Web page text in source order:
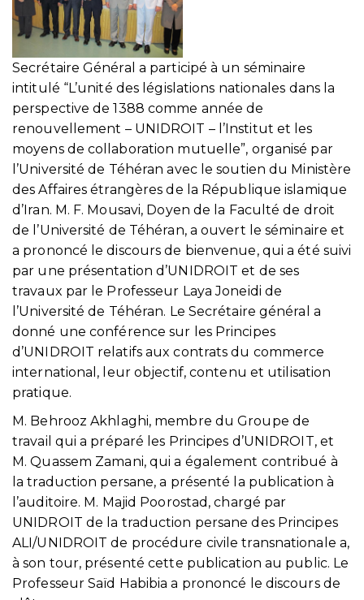
Secrétaire Général a participé à un séminaire
intitulé “L’unité des législations nationales dans la
perspective de 1388 comme année de
renouvellement – UNIDROIT – l’Institut et les
moyens de collaboration mutuelle”, organisé par
l’Université de Téhéran avec le soutien du Ministère
des Affaires étrangères de la République islamique
d’Iran. M. F. Mousavi, Doyen de la Faculté de droit
de l’Université de Téhéran, a ouvert le séminaire et
a prononcé le discours de bienvenue, qui a été suivi
par une présentation d’UNIDROIT et de ses
travaux par le Professeur Laya Joneidi de
l’Université de Téhéran. Le Secrétaire général a
donné une conférence sur les Principes
d’UNIDROIT relatifs aux contrats du commerce
international, leur objectif, contenu et utilisation
pratique.
M. Behrooz Akhlaghi, membre du Groupe de
travail qui a préparé les Principes d’UNIDROIT, et
M. Quassem Zamani, qui a également contribué à
la traduction persane, a présenté la publication à
l’auditoire. M. Majid Poorostad, chargé par
UNIDROIT de la traduction persane des Principes
ALI/UNIDROIT de procédure civile transnationale a,
à son tour, présenté cette publication au public. Le
Professeur Saïd Habibia a prononcé le discours de